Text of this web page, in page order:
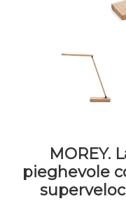
MOREY.
pieghevole